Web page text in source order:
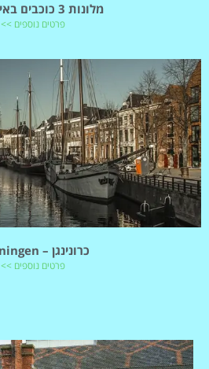
מלונות 3 כוכבים באיינדהובן
פרטים נוספים >>
כרונינגן – Groningen
פרטים נוספים >>